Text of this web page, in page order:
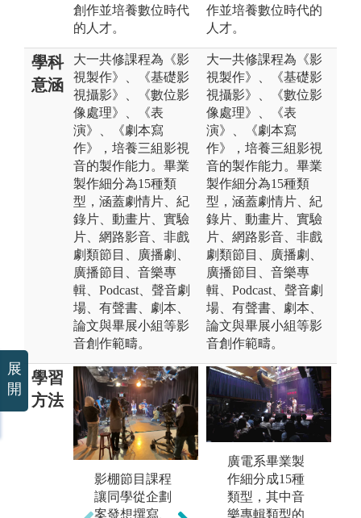
創作並培養數位時代
的人才。
作並培養數位時代的
人才。
學科
意涵
大一共修課程為《影
視製作》、《基礎影
視攝影》、《數位影
像處理》、《表
演》、《劇本寫
作》，培養三組影視
音的製作能力。畢業
製作細分為15種類
型，涵蓋劇情片、紀
錄片、動畫片、實驗
片、網路影音、非戲
劇類節目、廣播劇、
廣播節目、音樂專
輯、Podcast、聲音劇
場、有聲書、劇本、
論文與畢展小組等影
音創作範疇。
大一共修課程為《影
視製作》、《基礎影
視攝影》、《數位影
像處理》、《表
演》、《劇本寫
作》，培養三組影視
音的製作能力。畢業
製作細分為15種類
型，涵蓋劇情片、紀
錄片、動畫片、實驗
片、網路影音、非戲
劇類節目、廣播劇、
廣播節目、音樂專
輯、Podcast、聲音劇
場、有聲書、劇本、
論文與畢展小組等影
音創作範疇。
學習
方法
影棚節目課程
讓同學從企劃
案發想撰寫、
同學從實作攝
製課程中學習
操作各種不同
廣電系畢業製
作細分成15種
類型，其中音
樂專輯類型的
展
開